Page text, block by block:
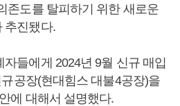
존도를 탈피하기 위한 새로운
추진됐다.
들에게 2024년 9월 신규 매입
공장(현대힘스 대불4공장)을
에 대해서 설명했다.